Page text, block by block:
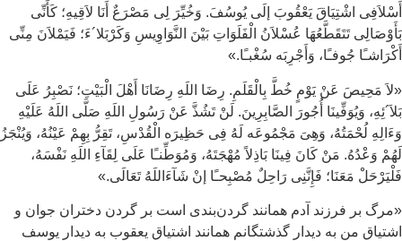
اشْتِیَاقَ یَعْقُوبَ إلَی‌ یُوسُفَ. وَخُیِّرَ لِی‌ مَصْرَعٌ أَنَا لاَقِیهِ؛ کَأَنِّی‌
تَتَقَطَّعُهَا عُسْلاَنُ الْفَلَوَاتِ بَیْنَ النَّوَاوِیسِ وَکَرْبَلا´ءَ؛ فَیَمْلاَنَ مِنِّی‌
جُوفـًا، وَأَجْرِبَه سُغْبـًا.»
مَحِیصَ عَنْ یَوْمٍ خُطَّ بِالْقَلَمِ. رِضَا اللَهِ رِضَانَا أَهْلَ الْبَیْتِ؛ نَصْبِرُ عَلَی‌
وَیُوَفِّینَا أُجُورَ الصَّابِرِینَ. لَنْ تَشُذَّ عَنْ رَسُولِ اللَهِ صَلَّی‌ اللَهُ عَلَیْهِ
لُحْمَتُهُ، وَهِیَ مَجْمُوعَه لَهُ فِی‌ حَظِیرَه الْقُدْسِ، تَقِرُّ بِهِمْ عَیْنُهُ، وَیُنْجَزُ
وَعْدُهُ. مَنْ کَانَ فِینَا بَاذِلاً مُهْجَتَهُ، وَمُوَطِّنـًا عَلَی‌ لِقَآءِ اللَهِ نَفْسَهُ،
مَعَنَا؛ فَإِنَّنِی‌ رَاحِلٌ مُصْبِحـًا إنْ شَآءَاللَهُ تَعَالَی‌.»
بر فرزند آدم همانند گردن‌بندى است بر گردن دختران جوان و
من به دیدار گذشتگانم همانند اشتیاق یعقوب به دیدار یوسف